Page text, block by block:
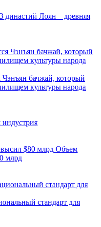
Лоян – древняя
Чэнъян бачжай, который
культуры народа
индустрия
Объем
млрд
стандарт для